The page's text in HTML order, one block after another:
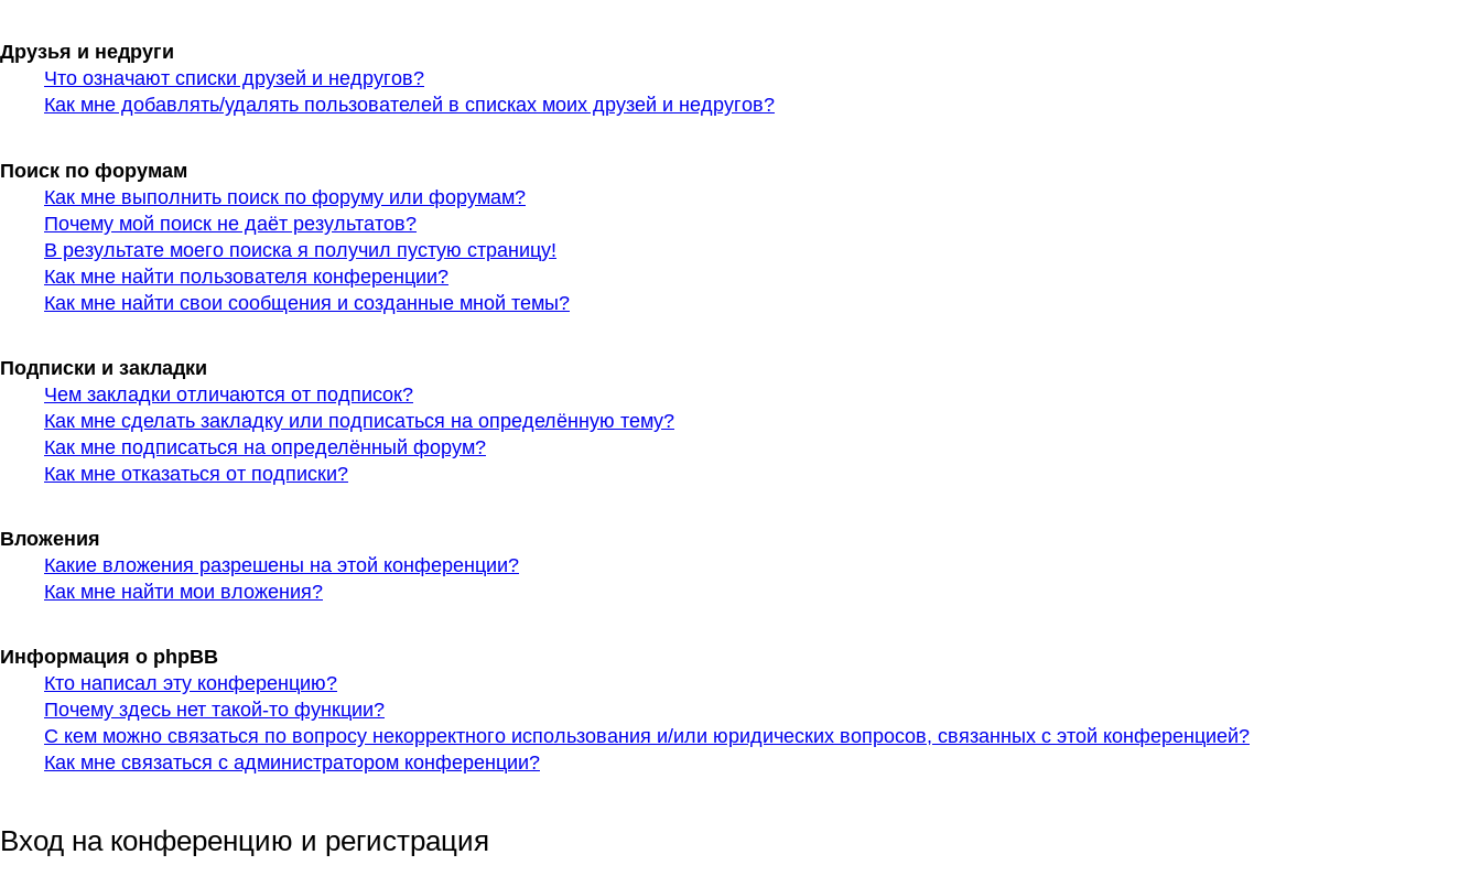
Друзья и недруги
Что означают списки друзей и недругов?
Как мне добавлять/удалять пользователей в списках моих друзей и недругов?
Поиск по форумам
Как мне выполнить поиск по форуму или форумам?
Почему мой поиск не даёт результатов?
В результате моего поиска я получил пустую страницу!
Как мне найти пользователя конференции?
Как мне найти свои сообщения и созданные мной темы?
Подписки и закладки
Чем закладки отличаются от подписок?
Как мне сделать закладку или подписаться на определённую тему?
Как мне подписаться на определённый форум?
Как мне отказаться от подписки?
Вложения
Какие вложения разрешены на этой конференции?
Как мне найти мои вложения?
Информация о phpBB
Кто написал эту конференцию?
Почему здесь нет такой-то функции?
С кем можно связаться по вопросу некорректного использования и/или юридических вопросов, связанных с этой конференцией?
Как мне связаться с администратором конференции?
Вход на конференцию и регистрация